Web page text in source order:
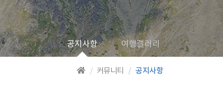
공지사항 여행갤러리
커뮤니티 공지사항